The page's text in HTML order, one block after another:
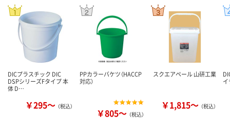
DICプラスチック DIC
DSPシリーズFタイプ 本
体 D…
￥295～ （税込）
PPカラーバケツ（HACCP
対応）
￥805～ （税込）
スクエアペール 山研工業
￥1,815～ （税込）